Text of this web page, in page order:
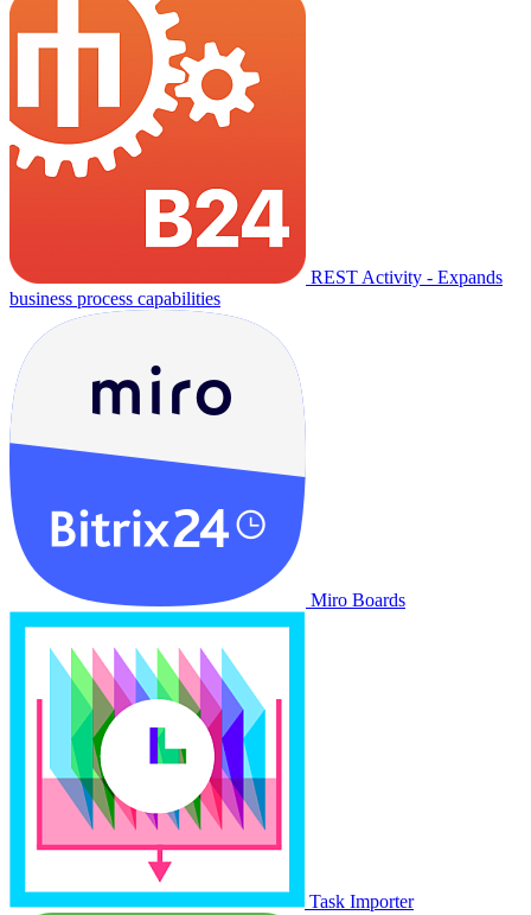
REST Activity - Expands
business process capabilities
Miro Boards
Task Importer